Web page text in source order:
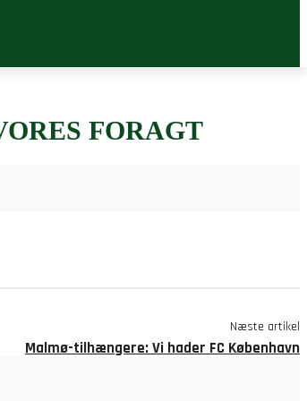
FORAGT
Næste artikel
Malmø-tilhængere: Vi hader FC København